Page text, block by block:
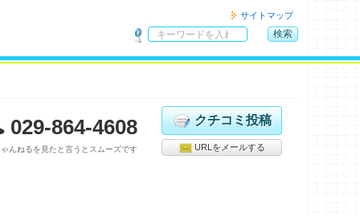
サイトマップ
内
索
検索
029-864-4608
んねるを見たと言うとスムーズです
クチコミ投稿
URLをメールする